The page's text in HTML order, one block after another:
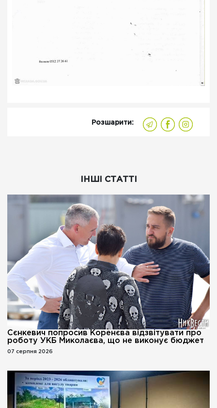
Розшарити:
ІНШІ СТАТТІ
Сєнкевич попросив Коренєва відзвітувати про
роботу УКБ Миколаєва, що не виконує бюджет
07 серпня 2026